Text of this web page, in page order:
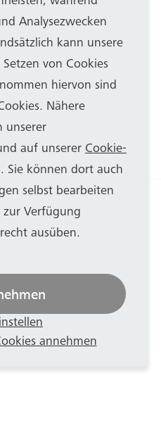
Analysezwecken
kann unsere
von Cookies
hiervon sind
Nähere
unserer
auf unserer Cookie-
Sie können dort auch
selbst bearbeiten
zur Verfügung
ausüben.
annehmen